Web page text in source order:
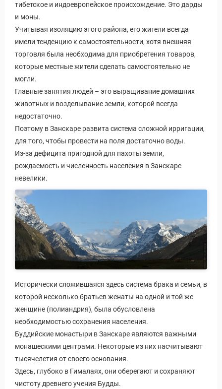
тибетское и индоевропейское происхождение. Это дарды
и моны.
Учитывая изоляцию этого района, его жители всегда
имели тенденцию к самостоятельности, хотя внешняя
торговля была необходима для приобретения товаров,
которые местные жители сделать самостоятельно не
могли.
Главные занятия людей – это выращивание домашних
животных и возделывание земли, которой всегда
недостаточно.
Поэтому в Занскаре развита система сложной ирригации,
для того, чтобы провести на поля достаточно воды.
Из-за дефицита пригодной для пахоты земли,
рождаемость и численность населения в Занскаре
невелики.
Исторически сложившаяся здесь система брака и семьи, в
которой несколько братьев женаты на одной и той же
женщине (полиандрия), была обусловлена
необходимостью сохранения населения.
Буддийские монастыри в Занскаре являются важными
монашескими центрами. Некоторые из них насчитывают
тысячелетия от своего основания.
Здесь, глубоко в Гималаях, они оберегают и сохраняют
чистоту древнего учения Будды.